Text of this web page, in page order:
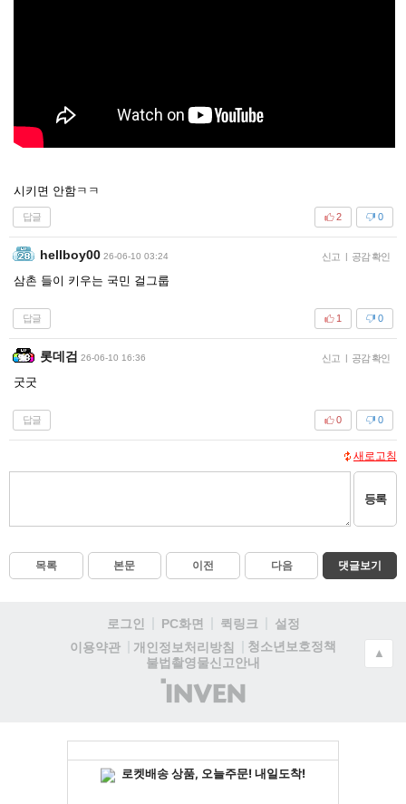
시키면 안함ㅋㅋ
답글 0
2
hellboy00 26-06-10 03:24 신고 | 공감 확인
삼촌 들이 키우는 국민 걸그룹
답글 0
1
롯데검 26-06-10 16:36 신고 | 공감 확인
굿굿
답글 0
0
새로고침
등록
목록 본문 이전 다음 댓글보기
로그인 PC화면 퀵링크
설정
이용약관
개인정보처리방침
청소년보호정책
불법촬영물신고안내
(주)
인
▲